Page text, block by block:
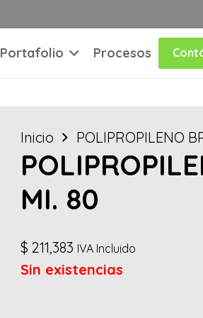
Portafolio Procesos
Inicio POLIPROPILENO
MI. 80
$ 211,383 IVA Incluido
Sin existencias